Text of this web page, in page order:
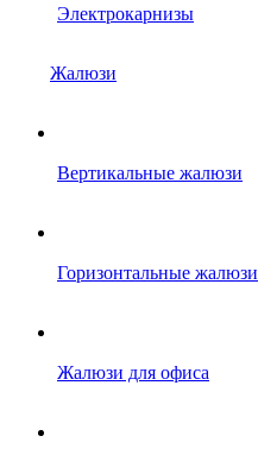
Электрокарнизы
Жалюзи
Вертикальные жалюзи
Горизонтальные жалюзи
Жалюзи для офиса